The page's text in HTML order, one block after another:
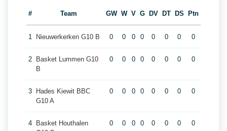
# Team GW W V G DV DT DS Ptn
1 Nieuwerkerken G10 B 0 0 0 0 0 0 0 0
2
Basket Lummen G10
B
0 0 0 0 0 0 0 0
3
Hades Kiewit BBC
G10 A
0 0 0 0 0 0 0 0
4
Basket Houthalen
0 0 0 0 0 0 0 0